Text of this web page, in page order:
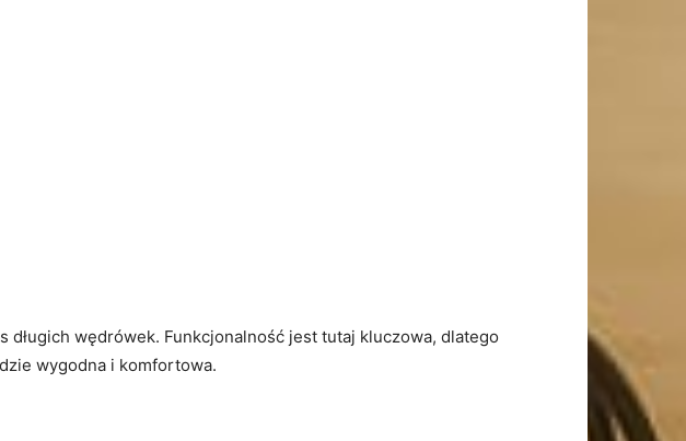
wędrówek. Funkcjonalność jest tutaj kluczowa, dlatego
wygodna i komfortowa.